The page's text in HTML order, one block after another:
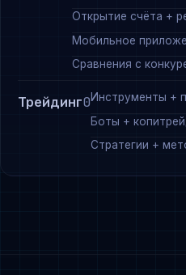
Открытие счёта +
Мобильное
Сравнения с
Трейдинг0Инструменты +
Боты +
Стратегии +